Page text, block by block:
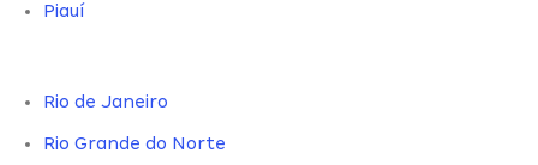
Piauí
Rio de Janeiro
Rio Grande do Norte